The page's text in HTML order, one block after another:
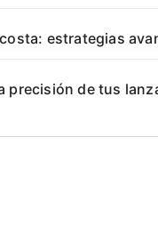
estrategias
precisión de tus